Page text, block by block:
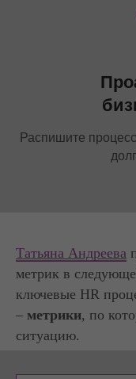
Распишите
Татьяна Андреева
метрик в
ключевые HR
– метрики, по
ситуацию.